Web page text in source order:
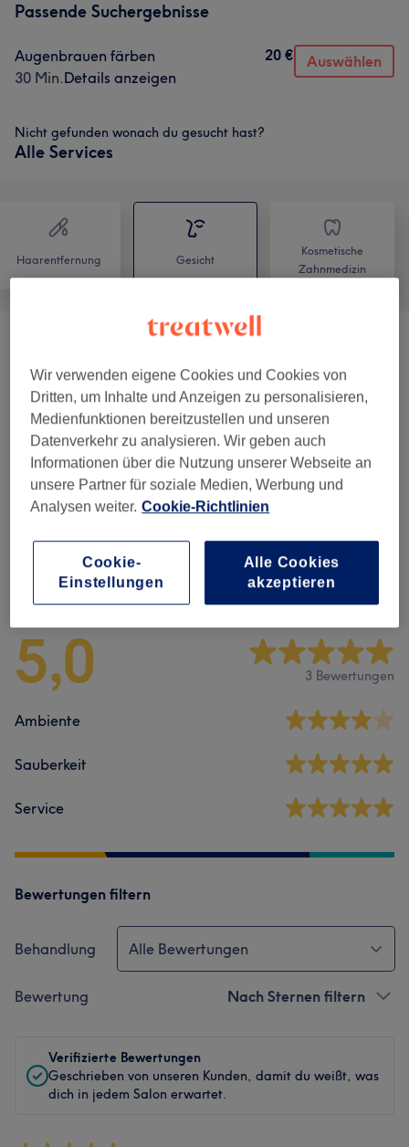
Passende Suchergebnisse
Augenbrauen färben
30 Min.Details anzeigen
20 € Auswählen
Nicht gefunden wonach du gesucht hast?
Alle Services
Haarentfernung Gesicht
Kosmetische
Zahnmedizin
Wimpernbehandlungen (7)
Permanent Make-Up (1) ab 370,50 €
Wimpernverlängerungen (2) ab 65 €
Gesichtsbehandlungen (1)
Salonbewertungen
5,0 3 Bewertungen
Ambiente
Sauberkeit
Service
Bewertungen filtern
Behandlung Alle Bewertungen
Bewertung Nach Sternen filtern
Verifizierte Bewertungen
Geschrieben von unseren Kunden, damit du weißt, was
dich in jedem Salon erwartet.
Wir verwenden eigene Cookies und Cookies von
Dritten, um Inhalte und Anzeigen zu personalisieren,
Medienfunktionen bereitzustellen und unseren
Datenverkehr zu analysieren. Wir geben auch
Informationen über die Nutzung unserer Webseite an
unsere Partner für soziale Medien, Werbung und
Analysen weiter. Cookie-Richtlinien
Cookie-
Einstellungen
Alle Cookies
akzeptieren